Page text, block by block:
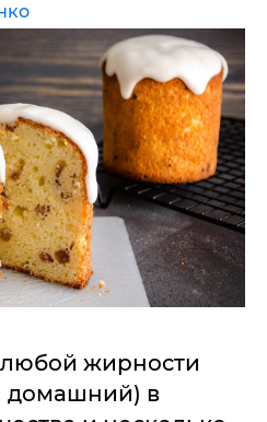
любой жирности
домашний) в